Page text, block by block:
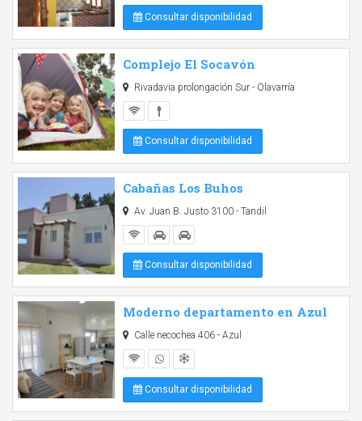
Consultar disponibilidad
Complejo El Socavón
Rivadavia prolongación Sur - Olavarría
Consultar disponibilidad
Cabañas Los Buhos
Av. Juan B. Justo 3100 - Tandil
Consultar disponibilidad
Moderno departamento en Azul
Calle necochea 406 - Azul
Consultar disponibilidad